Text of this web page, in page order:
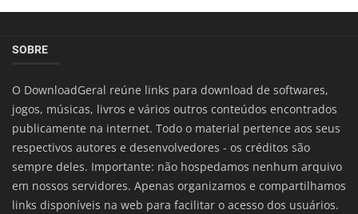
SOBRE
O DownloadGeral reúne links para download de softwares,
jogos, músicas, livros e vários outros conteúdos encontrados
publicamente na internet. Todo o material pertence aos seus
respectivos autores e desenvolvedores - os créditos são
sempre deles. Importante: não hospedamos nenhum arquivo
em nossos servidores. Apenas organizamos e compartilhamos
links disponíveis na web para facilitar o acesso dos usuários.